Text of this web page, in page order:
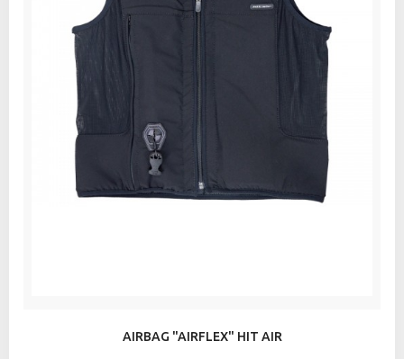
AIRBAG "AIRFLEX" HIT AIR